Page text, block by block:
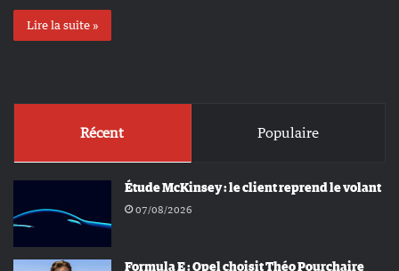
Lire la suite »
Récent Populaire
Étude McKinsey : le client reprend le volant
07/08/2026
Formula E : Opel choisit Théo Pourchaire